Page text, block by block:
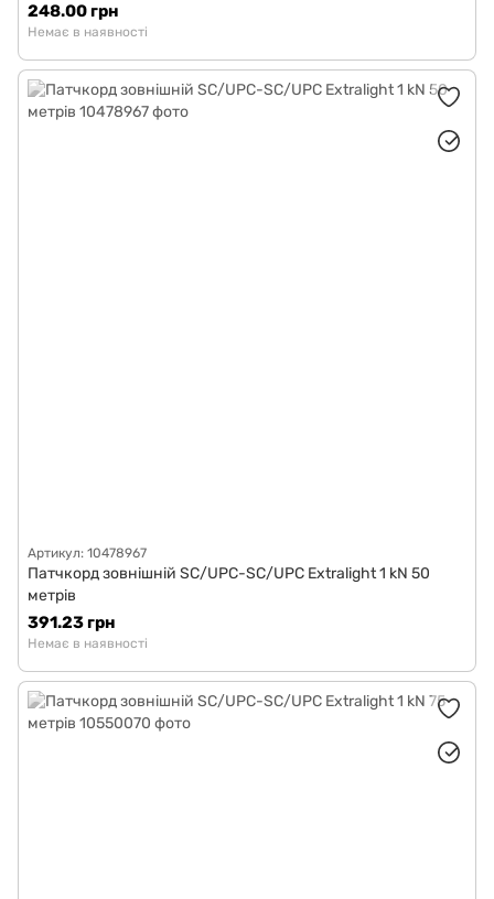
248.00 грн
Немає в наявності
Артикул: 10478967
Патчкорд зовнішній SC/UPC-SC/UPC Extralight 1 kN 50
метрів
391.23 грн
Немає в наявності